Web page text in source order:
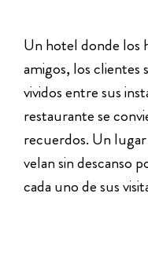
Un hotel donde los
amigos, los clientes
vividos entre sus
restaurante se
recuerdos. Un
velan sin descanso
cada uno de sus